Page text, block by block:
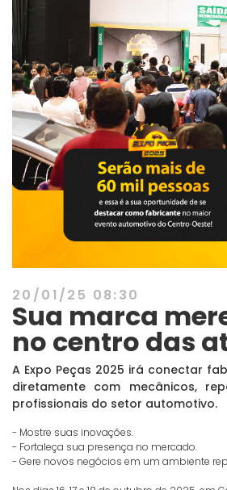
20/01/25 08:30
Sua marca
no centro das
A Expo Peças 2025 irá conectar
diretamente com mecânicos,
profissionais do setor automotivo.
- Mostre suas inovações.
- Fortaleça sua presença no mercado.
- Gere novos negócios em um ambiente